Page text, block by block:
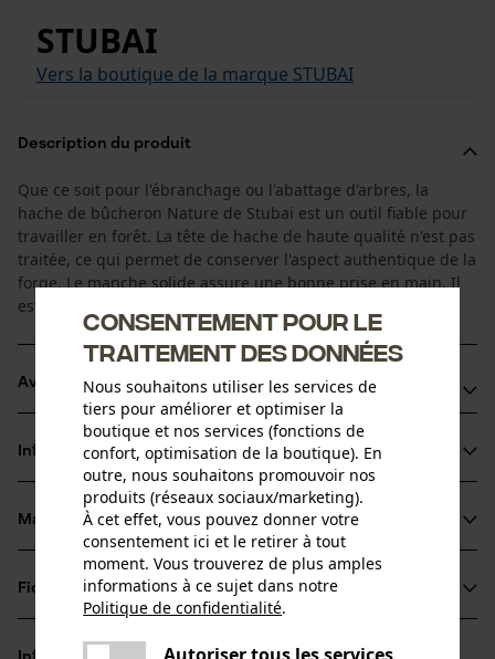
STUBAI
Vers la boutique de la marque STUBAI
Description du produit
Que ce soit pour l'ébranchage ou l'abattage d'arbres, la
hache de bûcheron Nature de Stubai est un outil fiable pour
travailler en forêt. La tête de hache de haute qualité n'est pas
traitée, ce qui permet de conserver l'aspect authentique de la
forge. Le manche solide assure une bonne prise en main. Il
est huilé et tient bien dans la main.
Avantages du produit
Fabriqué en Autriche : normes de qualité élevées et longue
expérience dans la fabrication d'outils
Hache de bûcheron fabriquée avec des matières
premières de haute qualité
Idéale pour l'ébranchage et l'abattage d'arbres
Informations sur le produit
Détails du produit
Type dactivité
Fendre, Abattage
Matériau & entretien
Matériau
Matériau des lames
Fiches techniques
Consentement pour le
traitement des données
Nous souhaitons utiliser les services de
tiers pour améliorer et optimiser la
boutique et nos services (fonctions de
confort, optimisation de la boutique). En
outre, nous souhaitons promouvoir nos
produits (réseaux sociaux/marketing).
À cet effet, vous pouvez donner votre
consentement ici et le retirer à tout
moment. Vous trouverez de plus amples
informations à ce sujet dans notre
Politique de confidentialité.
Autoriser tous les services
Une erreur s'est produite. Veuillez
partager